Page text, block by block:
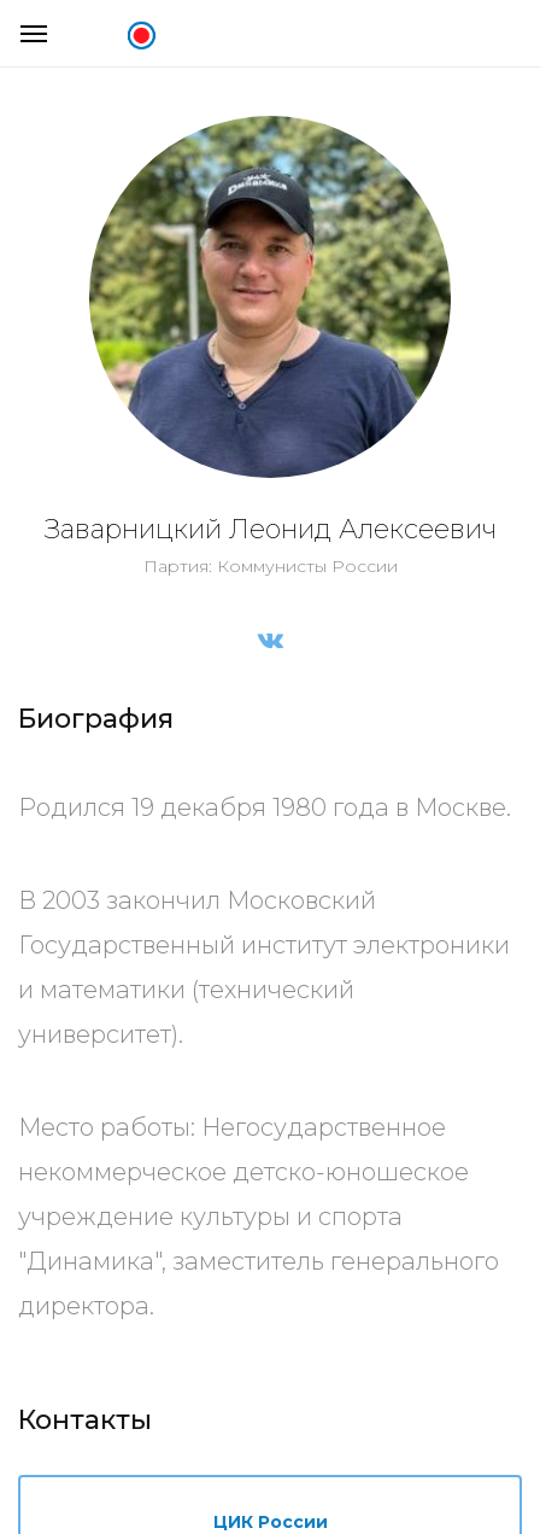
Заварницкий Леонид Алексеевич
Партия: Коммунисты России
Биография
Родился 19 декабря 1980 года в Москве.
В 2003 закончил Московский
Государственный институт электроники
и математики (технический
университет).
Место работы: Негосударственное
некоммерческое детско-юношеское
учреждение культуры и спорта
"Динамика", заместитель генерального
директора.
Контакты
ЦИК России